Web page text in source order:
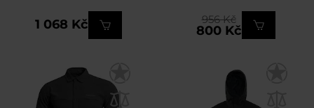
1 068 Kč 800 Kč
956 Kč